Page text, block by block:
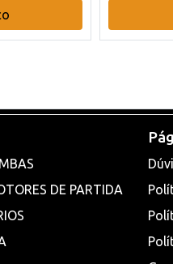
DE PARTIDA